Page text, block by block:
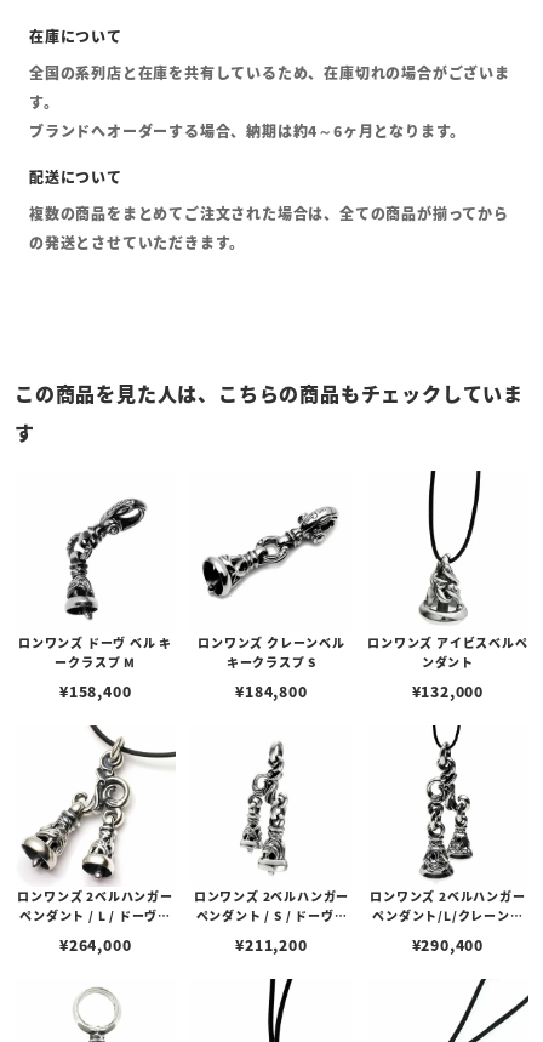
全国の系列店と在庫を共有しているため、在庫切れの場合がございま
す。
ブランドへオーダーする場合、納期は約4～6ヶ月となります。
複数の商品をまとめてご注文された場合は、全ての商品が揃ってから
の発送とさせていただきます。
この商品を見た人は、こちらの商品もチェックしていま
す
ロンワンズ ドーヴ ベル キ
ークラスプ M
¥158,400
ロンワンズ クレーンベル
キークラスプ S
¥184,800
ロンワンズ アイビスベルペ
ンダント
¥132,000
ロンワンズ 2ベルハンガー
ペンダント / L / ドーヴベ
¥264,000
ロンワンズ 2ベルハンガー
ペンダント / S / ドーヴベ
¥211,200
ロンワンズ 2ベルハンガー
ペンダント/L/クレーンベ
¥290,400